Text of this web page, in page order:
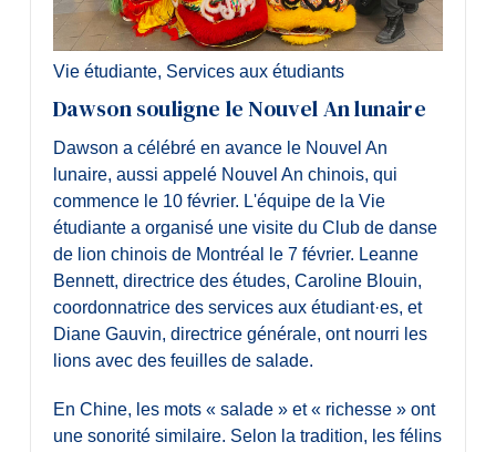
Vie étudiante, Services aux étudiants
Dawson souligne le Nouvel An lunaire
Dawson a célébré en avance le Nouvel An
lunaire, aussi appelé Nouvel An chinois, qui
commence le 10 février. L'équipe de la Vie
étudiante a organisé une visite du Club de danse
de lion chinois de Montréal le 7 février. Leanne
Bennett, directrice des études, Caroline Blouin,
coordonnatrice des services aux étudiant·es, et
Diane Gauvin, directrice générale, ont nourri les
lions avec des feuilles de salade.
En Chine, les mots « salade » et « richesse » ont
une sonorité similaire. Selon la tradition, les félins
Qui vous êtes
Futurs étudiants
administratif
Diplômé·es et visiteur·euses